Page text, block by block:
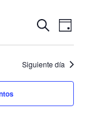
Navegación
de
búsqueda
y
vistas
Eventos
de
vistas
Evento
Día
Siguiente día